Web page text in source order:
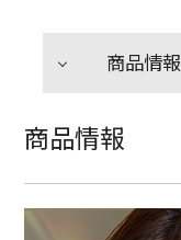
商品情報
商品情報